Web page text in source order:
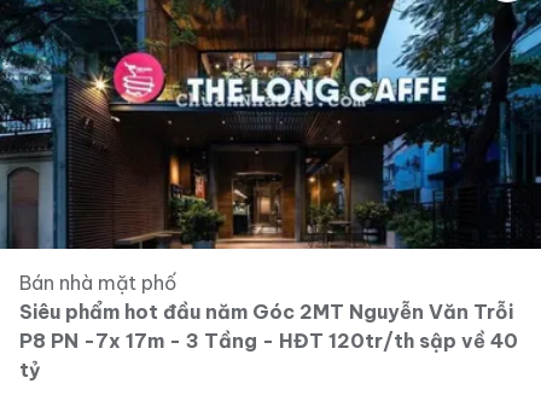
Bán nhà mặt phố
Siêu phẩm hot đầu năm Góc 2MT Nguyễn Văn Trỗi
P8 PN -7x 17m - 3 Tầng - HĐT 120tr/th sập về 40
tỷ